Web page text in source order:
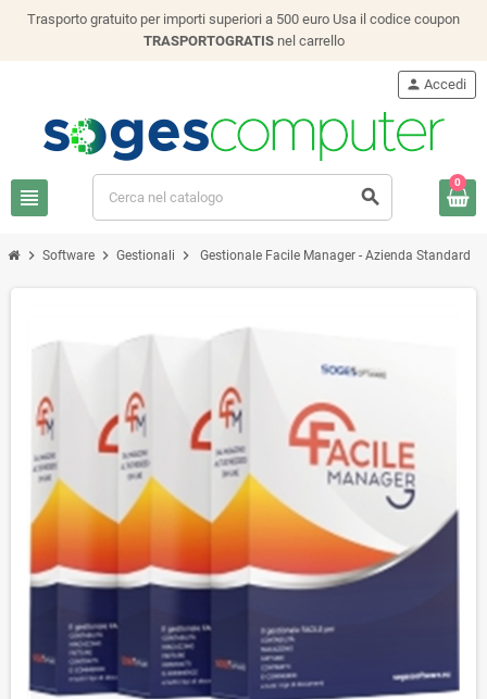
Trasporto gratuito per importi superiori a 500 euro Usa il codice coupon
TRASPORTOGRATISnel carrello
view_headline search
person Accedi
0
chevron_right Software chevron_right Gestionali chevron_right Gestionale Facile Manager - Azienda Standard